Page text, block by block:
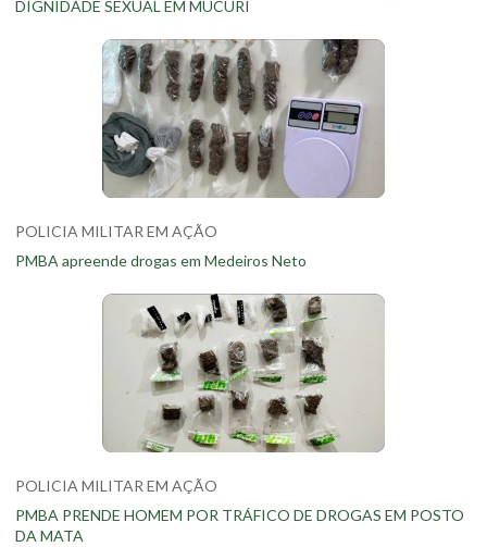
DIGNIDADE SEXUAL EM MUCURI
POLICIA MILITAR EM AÇÃO
PMBA apreende drogas em Medeiros Neto
POLICIA MILITAR EM AÇÃO
PMBA PRENDE HOMEM POR TRÁFICO DE DROGAS EM POSTO
DA MATA